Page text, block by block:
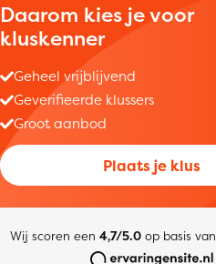
Daarom kies je voor
kluskenner
Geheel vrijblijvend
Geverifieerde klussers
Groot aanbod
Plaats je klus
Wij scoren een 4,7/5.0op basis van